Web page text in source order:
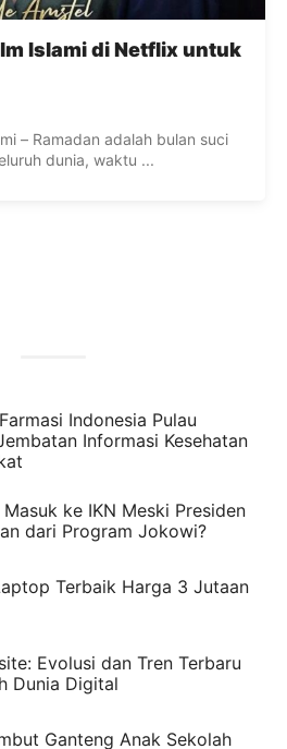
Islami di Netflix untuk
– Ramadan adalah bulan suci
dunia, waktu ...
Indonesia Pulau
Informasi Kesehatan
ke IKN Meski Presiden
dari Program Jokowi?
Terbaik Harga 3 Jutaan
Evolusi dan Tren Terbaru
Dunia Digital
Ganteng Anak Sekolah